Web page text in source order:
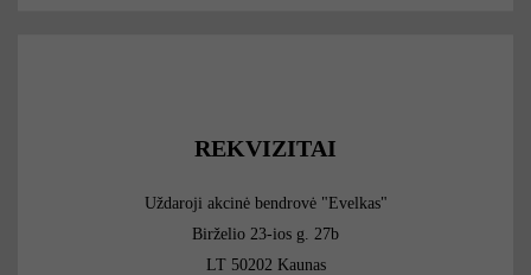
REKVIZITAI
Uždaroji akcinė bendrovė "Evelkas"
Birželio 23-ios g. 27b
LT 50202 Kaunas